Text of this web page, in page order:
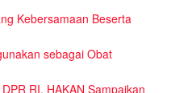
Kebersamaan Beserta
sebagai Obat
RI, HAKAN Sampaikan